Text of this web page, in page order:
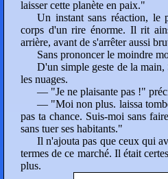
laisser cette planète en paix."
Un instant sans réaction, le
corps d'un rire énorme. Il rit
arrière, avant de s'arrêter aussi
Sans prononcer le moindre
D'un simple geste de la
les nuages.
— "Je ne plaisante pas !"
— "Moi non plus. laissa
pas ta chance. Suis-moi sans
sans tuer ses habitants."
Il n'ajouta pas que ceux qui
termes de ce marché. Il était
plus.